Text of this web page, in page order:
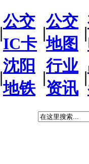
|
公交
IC卡
|
公交
地图
|
|
沈阳
地铁
|
行业
资讯
|